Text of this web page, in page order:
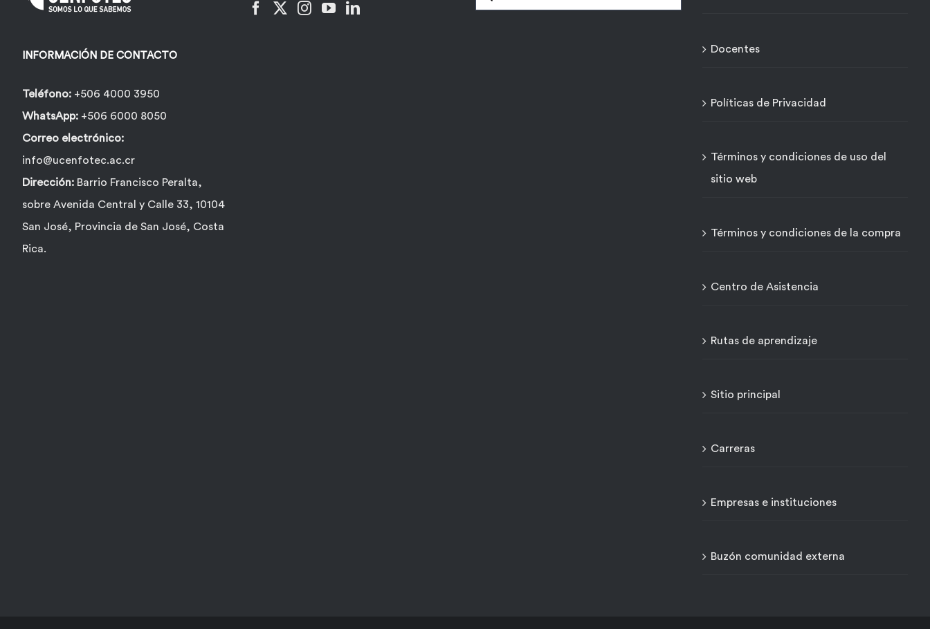
INFORMACIÓN DE CONTACTO
Teléfono: +506 4000 3950
WhatsApp: +506 6000 8050
Correo electrónico:
info@ucenfotec.ac.cr
Dirección: Barrio Francisco Peralta,
sobre Avenida Central y Calle 33, 10104
San José, Provincia de San José, Costa
Rica.
Docentes
Políticas de Privacidad
Términos y condiciones de uso del
sitio web
Términos y condiciones de la compra
Centro de Asistencia
Rutas de aprendizaje
Sitio principal
Carreras
Empresas e instituciones
Buzón comunidad externa